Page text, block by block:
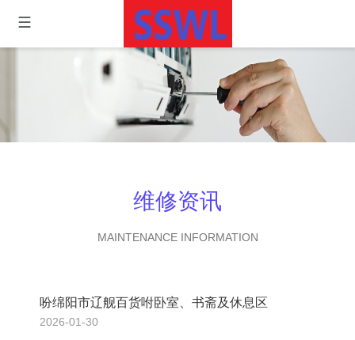
维修资讯
MAINTENANCE INFORMATION
吩绵阳市辽舰百货咐卧室、书斋及休息区
2026-01-30